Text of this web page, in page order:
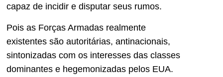
capaz de incidir e disputar seus rumos.
Pois as Forças Armadas realmente
existentes são autoritárias, antinacionais,
sintonizadas com os interesses das classes
dominantes e hegemonizadas pelos EUA.